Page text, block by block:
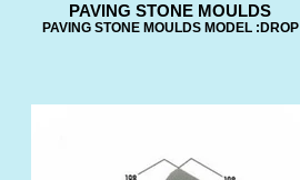
PAVING STONE MOULDS
PAVING STONE MOULDS MODEL :DROP